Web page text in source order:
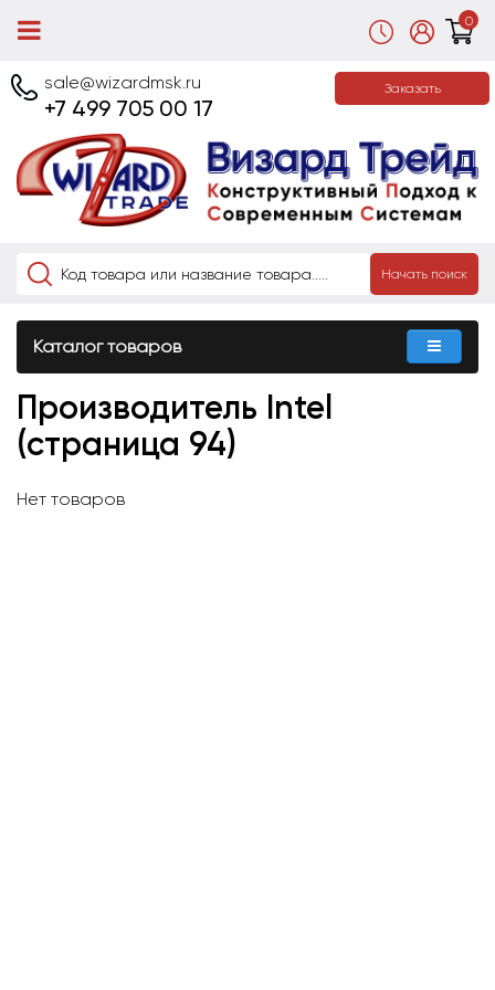
0
sale@wizardmsk.ru
+7 499 705 00 17
Заказать
Начать поиск
Каталог товаров
Производитель Intel
(страница 94)
Нет товаров